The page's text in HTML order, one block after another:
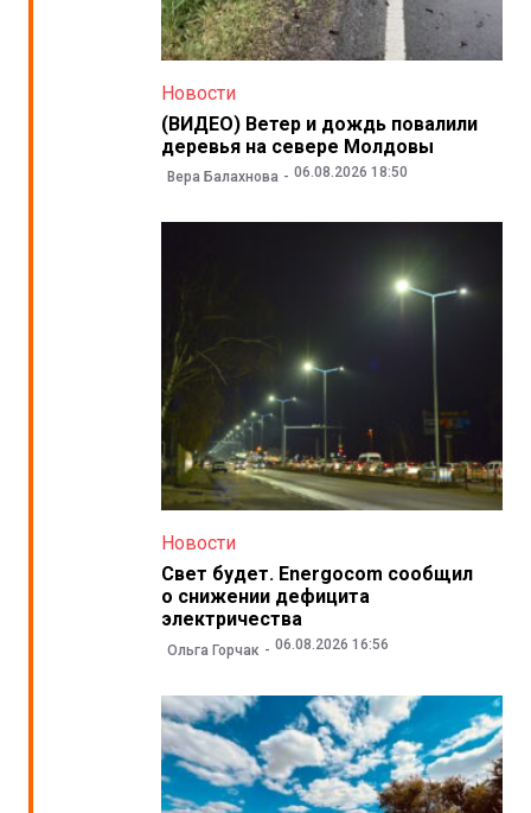
Новости
(ВИДЕО) Ветер и дождь повалили
деревья на севере Молдовы
Вера Балахнова 06.08.2026 18:50
Новости
Свет будет. Energocom сообщил
о снижении дефицита
электричества
Ольга Горчак 06.08.2026 16:56